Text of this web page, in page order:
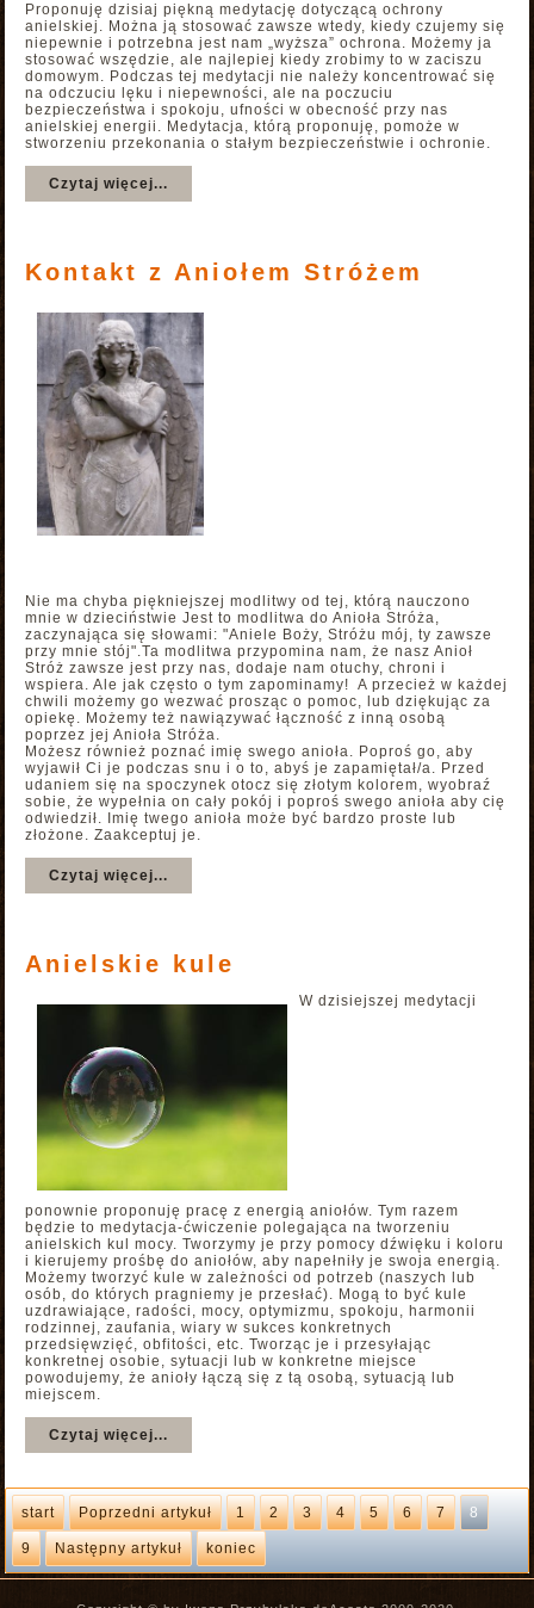
Proponuję dzisiaj piękną medytację dotyczącą ochrony
anielskiej. Można ją stosować zawsze wtedy, kiedy czujemy się
niepewnie i potrzebna jest nam „wyższa” ochrona. Możemy ja
stosować wszędzie, ale najlepiej kiedy zrobimy to w zaciszu
domowym. Podczas tej medytacji nie należy koncentrować się
na odczuciu lęku i niepewności, ale na poczuciu
bezpieczeństwa i spokoju, ufności w obecność przy nas
anielskiej energii. Medytacja, którą proponuję, pomoże w
stworzeniu przekonania o stałym bezpieczeństwie i ochronie.
Czytaj więcej...
Kontakt z Aniołem Stróżem
Nie ma chyba piękniejszej modlitwy od tej, którą nauczono
mnie w dzieciństwie Jest to modlitwa do Anioła Stróża,
zaczynająca się słowami: Aniele Boży, Stróżu mój, ty zawsze
przy mnie stój .Ta modlitwa przypomina nam, że nasz Anioł
Stróż zawsze jest przy nas, dodaje nam otuchy, chroni i
wspiera. Ale jak często o tym zapominamy! A przecież w każdej
chwili możemy go wezwać prosząc o pomoc, lub dziękując za
opiekę. Możemy też nawiązywać łączność z inną osobą
poprzez jej Anioła Stróża.
Możesz również poznać imię swego anioła. Poproś go, aby
wyjawił Ci je podczas snu i o to, abyś je zapamiętał/a. Przed
udaniem się na spoczynek otocz się złotym kolorem, wyobraź
sobie, że wypełnia on cały pokój i poproś swego anioła aby cię
odwiedził. Imię twego anioła może być bardzo proste lub
złożone. Zaakceptuj je.
Czytaj więcej...
Anielskie kule
W dzisiejszej medytacji
ponownie proponuję pracę z energią aniołów. Tym razem
będzie to medytacja-ćwiczenie polegająca na tworzeniu
anielskich kul mocy. Tworzymy je przy pomocy dźwięku i koloru
i kierujemy prośbę do aniołów, aby napełniły je swoja energią.
Możemy tworzyć kule w zależności od potrzeb (naszych lub
osób, do których pragniemy je przesłać). Mogą to być kule
uzdrawiające, radości, mocy, optymizmu, spokoju, harmonii
rodzinnej, zaufania, wiary w sukces konkretnych
przedsięwzięć, obfitości, etc. Tworząc je i przesyłając
konkretnej osobie, sytuacji lub w konkretne miejsce
powodujemy, że anioły łączą się z tą osobą, sytuacją lub
miejscem.
Czytaj więcej...
start Poprzedni artykuł 1 2 3 4 5 6 7 8
9 Następny artykuł koniec